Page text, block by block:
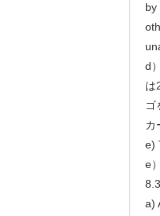
by
d
は
ゴ
カ
e)
e
a)